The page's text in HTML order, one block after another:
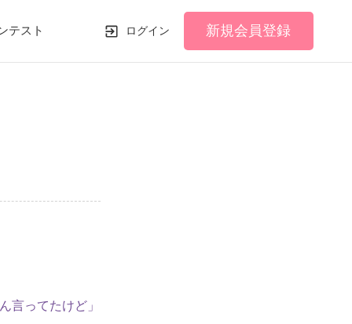
テスト ログイン 新規会員登録
言ってたけど」